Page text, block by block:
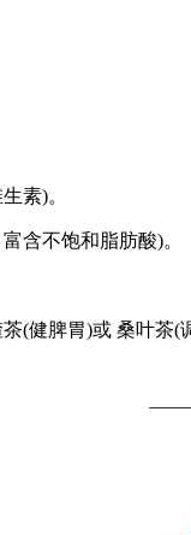
素)。
不饱和脂肪酸)。
健脾胃)或 桑叶茶(